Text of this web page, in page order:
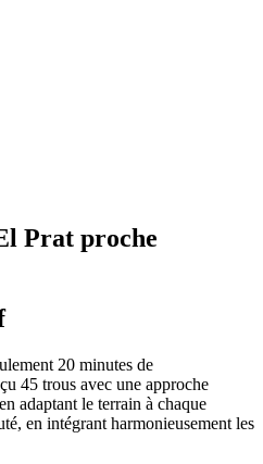
Prat proche
20 minutes de
45 trous avec une approche
adaptant le terrain à chaque
en intégrant harmonieusement les